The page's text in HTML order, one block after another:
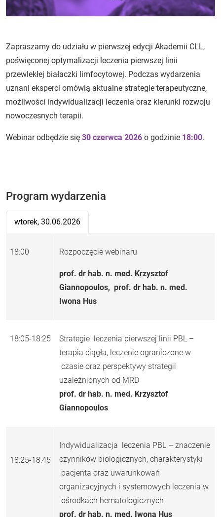
Zapraszamy do udziału w pierwszej edycji Akademii CLL,
poświęconej optymalizacji leczenia pierwszej linii
przewlekłej białaczki limfocytowej. Podczas wydarzenia
uznani eksperci omówią aktualne strategie terapeutyczne,
możliwości indywidualizacji leczenia oraz kierunki rozwoju
nowoczesnych terapii.
Webinar odbędzie się 30 czerwca 2026 o godzinie 18:00.
Program wydarzenia
wtorek, 30.06.2026
18:00 Rozpoczęcie webinaru
prof. dr hab. n. med. Krzysztof
Giannopoulos, prof. dr hab. n. med.
Iwona Hus
18:05-18:25
Strategie leczenia pierwszej linii PBL –
terapia ciągła, leczenie ograniczone w
czasie oraz perspektywy strategii
uzależnionych od MRD
prof. dr hab. n. med. Krzysztof
Giannopoulos
18:25-18:45
Indywidualizacja leczenia PBL – znaczenie
czynników biologicznych, charakterystyki
pacjenta oraz uwarunkowań
organizacyjnych i systemowych leczenia w
ośrodkach hematologicznych
prof. dr hab. n. med. Iwona Hus